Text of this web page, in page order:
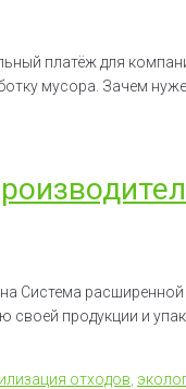
платёж для
мусора. Зачем
Система
продукции и
отходов